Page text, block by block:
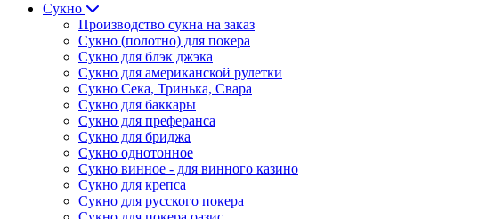
Сукно
Производство сукна на заказ
Сукно (полотно) для покера
Сукно для блэк джэка
Сукно для американской рулетки
Сукно Сека, Тринька, Свара
Сукно для баккары
Сукно для преферанса
Сукно для бриджа
Сукно однотонное
Сукно винное - для винного казино
Сукно для крепса
Сукно для русского покера